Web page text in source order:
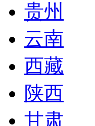
贵州
云南
西藏
陕西
甘肃